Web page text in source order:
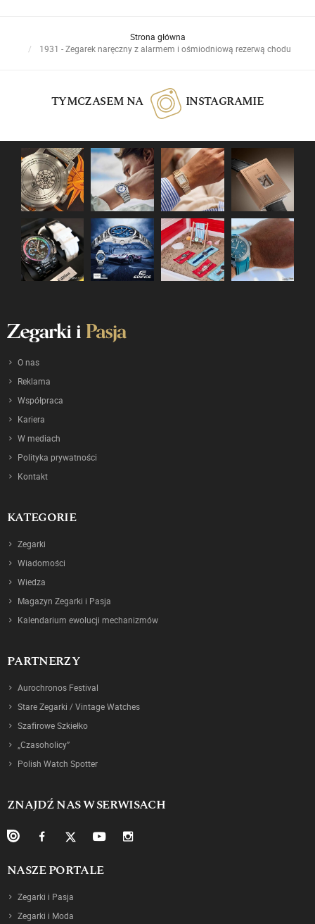
Strona główna
1931 - Zegarek naręczny z alarmem i ośmiodniową rezerwą chodu
TYMCZASEM NA INSTAGRAMIE
O nas
Reklama
Współpraca
Kariera
W mediach
Polityka prywatności
Kontakt
KATEGORIE
Zegarki
Wiadomości
Wiedza
Magazyn Zegarki i Pasja
Kalendarium ewolucji mechanizmów
PARTNERZY
Aurochronos Festival
Stare Zegarki / Vintage Watches
Szafirowe Szkiełko
„Czasoholicy”
Polish Watch Spotter
ZNAJDŹ NAS W SERWISACH
NASZE PORTALE
Zegarki i Pasja
Zegarki i Moda